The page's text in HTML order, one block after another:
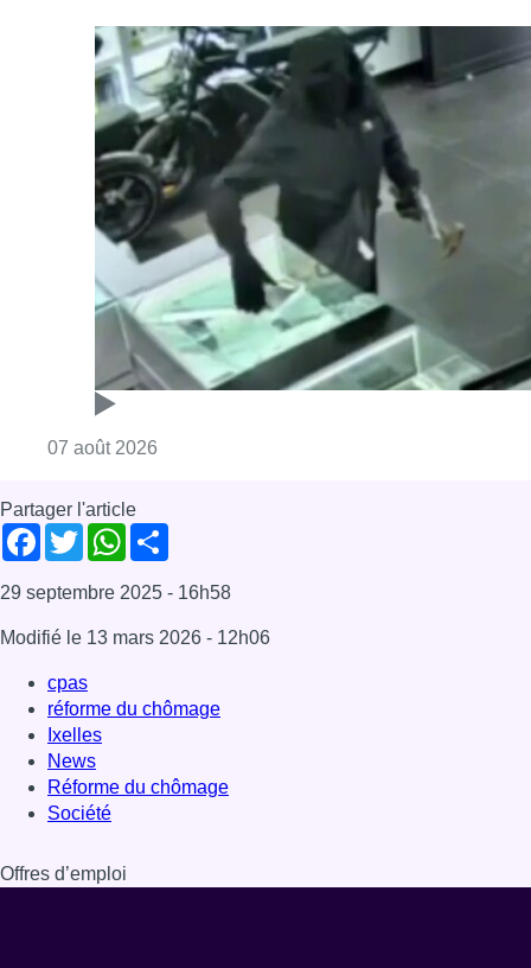
07 août 2026
Partager l'article
Facebook
TwitterWhatsApp
29 septembre 2025 - 16h58
Modifié le 13 mars 2026 - 12h06
cpas
réforme du chômage
Ixelles
News
Réforme du chômage
Société
Offres d’emploi